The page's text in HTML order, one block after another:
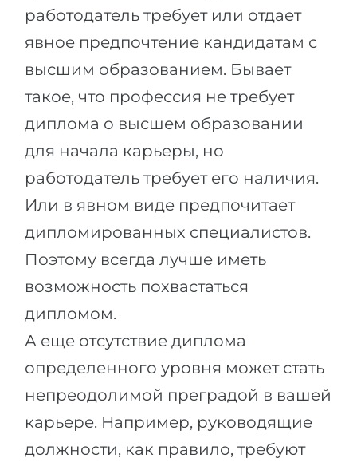
работодатель требует или отдает
явное предпочтение кандидатам с
высшим образованием. Бывает
такое, что профессия не требует
диплома о высшем образовании
для начала карьеры, но
работодатель требует его наличия.
Или в явном виде предпочитает
дипломированных специалистов.
Поэтому всегда лучше иметь
возможность похвастаться
дипломом.
А еще отсутствие диплома
определенного уровня может стать
непреодолимой преградой в вашей
карьере. Например, руководящие
должности, как правило, требуют